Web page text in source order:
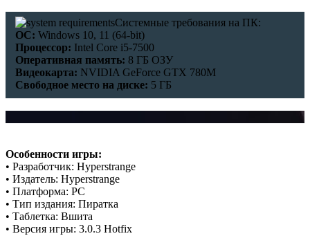
Системные требования на ПК:
ОС: Windows 10, 11 (64-bit)
Процессор: Intel Core i5-7500
Оперативная память: 8 ГБ ОЗУ
Видеокарта: NVIDIA GeForce GTX 780M
Свободное место на диске: 5 ГБ
Особенности игры:
• Разработчик: Hyperstrange
• Издатель: Hyperstrange
• Платформа: PC
• Тип издания: Пиратка
• Таблетка: Вшита
• Версия игры: 3.0.3 Hotfix